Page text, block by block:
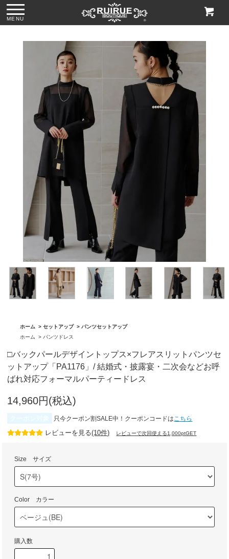
MENU
●パール＆ビジュー
付きリボンサテン
トートバッグ
「BA1759」
●グリッターチャン
キーローヒールパ
ンプス「SH1768」
●格子柄ビーズ刺繍
ハンドバッグ
「BA1760」
ホーム >セットアップ >パンツセットアップ
ホーム
> パンツドレス
□バックパールデザイントップス×フレアスリットパンツセ
ットアップ「PA1176」/ 結婚式・披露宴・二次会などお呼
ばれ対応フォーマルパーティードレス
14,960円(税込)
只今クーポン割SALE中！クーポンコードはこちら
レビューを見る(10件) レビューで次回使える1,000ptGET
Size サイズ
Color カラー
購入数